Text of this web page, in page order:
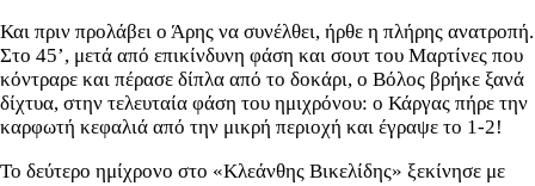
Και πριν προλάβει ο Άρης να συνέλθει, ήρθε η πλήρης ανατροπή.
Στο 45’, μετά από επικίνδυνη φάση και σουτ του Μαρτίνες που
κόντραρε και πέρασε δίπλα από το δοκάρι, ο Βόλος βρήκε ξανά
δίχτυα, στην τελευταία φάση του ημιχρόνου: ο Κάργας πήρε την
καρφωτή κεφαλιά από την μικρή περιοχή και έγραψε το 1-2!
Το δεύτερο ημίχρονο στο «Κλεάνθης Βικελίδης» ξεκίνησε με